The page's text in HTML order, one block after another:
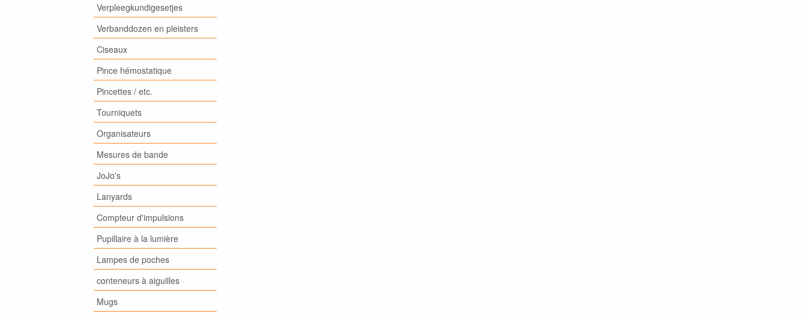
Verpleegkundigesetjes
Verbanddozen en pleisters
Ciseaux
Pince hémostatique
Pincettes / etc.
Tourniquets
Organisateurs
Mesures de bande
JoJo's
Lanyards
Compteur d'impulsions
Pupillaire à la lumière
Lampes de poches
conteneurs à aiguilles
Mugs